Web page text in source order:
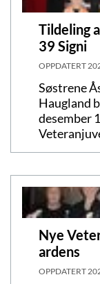
Tildeling
39 Signi
OPPDATERT
Søstrene
Haugland
desember
Nye
ardens
OPPDATERT